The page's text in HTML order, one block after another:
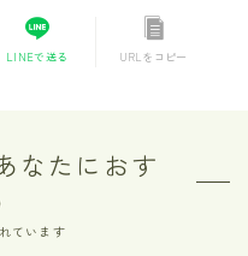
LINEで送る URLをコピー
なたにおす
ています